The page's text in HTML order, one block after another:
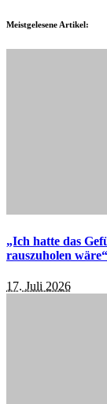
Meistgelesene Artikel:
„Ich hatte das
rauszuholen wäre“
17. Juli 2026